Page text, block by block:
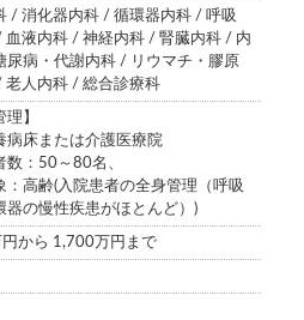
/ 消化器内科 / 循環器内科 / 呼吸
血液内科 / 神経内科 / 腎臓内科 / 内
尿病・代謝内科 / リウマチ・膠原
老人内科 / 総合診療科
理】
病床または介護医療院
数：50～80名、
：高齢(入院患者の全身管理（呼吸
器の慢性疾患がほとんど）)
から 1,700万円まで